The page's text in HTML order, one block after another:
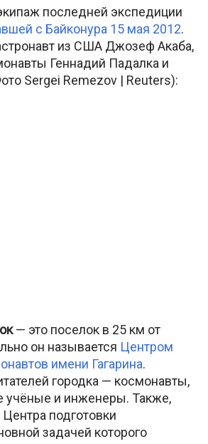
последней экспедиции
с Байконура 15 мая 2012.
из США Джозеф Акаба,
Геннадий Падалка и
Sergei Remezov | Reuters):
— это поселок в 25 км от
он называется Центром
имени Гагарина.
городка — космонавты,
учёные и инженеры. Также,
подготовки
задачей которого